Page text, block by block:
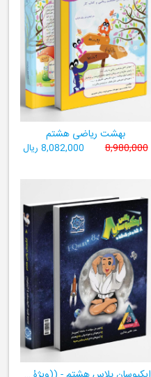
بهشت ریاضی هشتم
8,980,000 8,082,000 ریال